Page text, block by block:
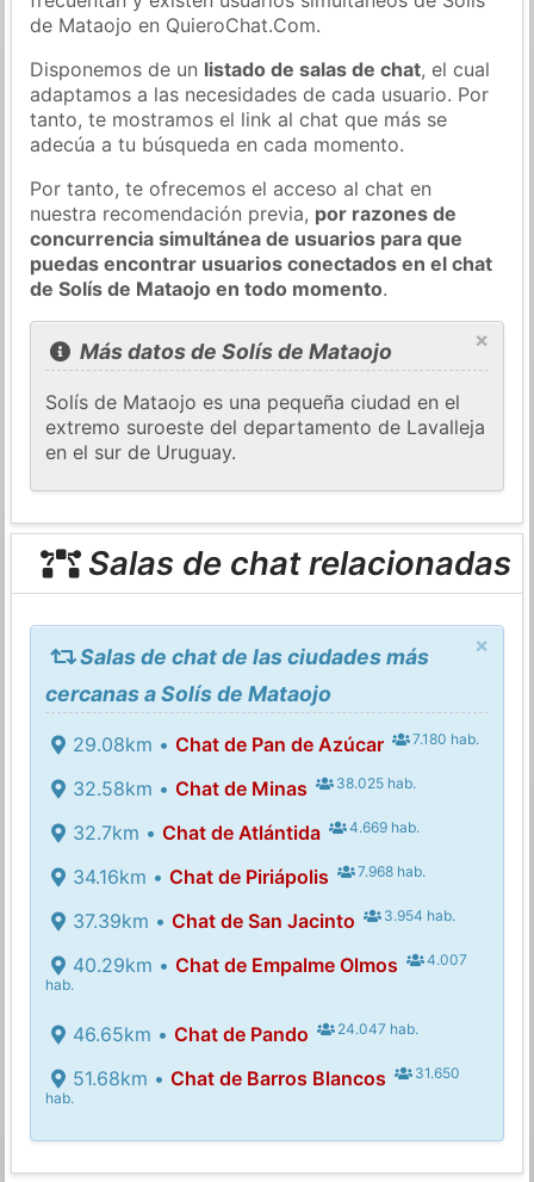
de Mataojo en QuieroChat.Com.
Disponemos de un listado de salas de chat, el cual
adaptamos a las necesidades de cada usuario. Por
tanto, te mostramos el link al chat que más se
adecúa a tu búsqueda en cada momento.
Por tanto, te ofrecemos el acceso al chat en
nuestra recomendación previa, por razones de
concurrencia simultánea de usuarios para que
puedas encontrar usuarios conectados en el chat
de Solís de Mataojo en todo momento.
×
Más datos de Solís de Mataojo
Solís de Mataojo es una pequeña ciudad en el
extremo suroeste del departamento de Lavalleja
en el sur de Uruguay.
Salas de chat relacionadas
×
Salas de chat de las ciudades más
cercanas a Solís de Mataojo
29.08km • Chat de Pan de Azúcar 7.180 hab.
32.58km • Chat de Minas 38.025 hab.
32.7km • Chat de Atlántida 4.669 hab.
34.16km • Chat de Piriápolis 7.968 hab.
37.39km • Chat de San Jacinto 3.954 hab.
40.29km • Chat de Empalme Olmos
4.007
hab.
46.65km • Chat de Pando 24.047 hab.
51.68km • Chat de Barros Blancos
31.650
hab.